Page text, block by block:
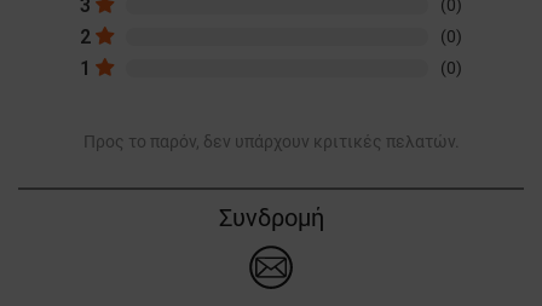
3 (0)
2 (0)
1 (0)
Προς το παρόν, δεν υπάρχουν κριτικές πελατών.
Συνδρομή